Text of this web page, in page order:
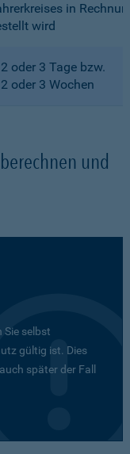
in
wird
oder 3 Tage bzw.
oder 3 Wochen
und
Sie selbst
gültig ist. Dies
später der Fall